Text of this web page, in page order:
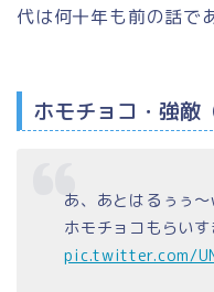
代は何十年も前の話で
ホモチョコ・強敵
あ、あとはるぅぅ
ホモチョコもらいす
pic.twitter.com/